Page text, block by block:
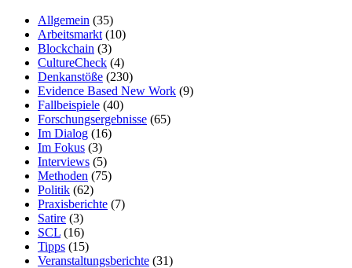
Allgemein (35)
Arbeitsmarkt (10)
Blockchain (3)
CultureCheck (4)
Denkanstöße (230)
Evidence Based New Work (9)
Fallbeispiele (40)
Forschungsergebnisse (65)
Im Dialog (16)
Im Fokus (3)
Interviews (5)
Methoden (75)
Politik (62)
Praxisberichte (7)
Satire (3)
SCL (16)
Tipps (15)
Veranstaltungsberichte (31)